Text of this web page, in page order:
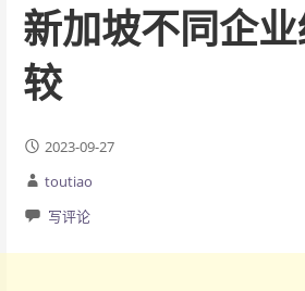
新加坡不同企
较
2023-09-27
toutiao
写评论